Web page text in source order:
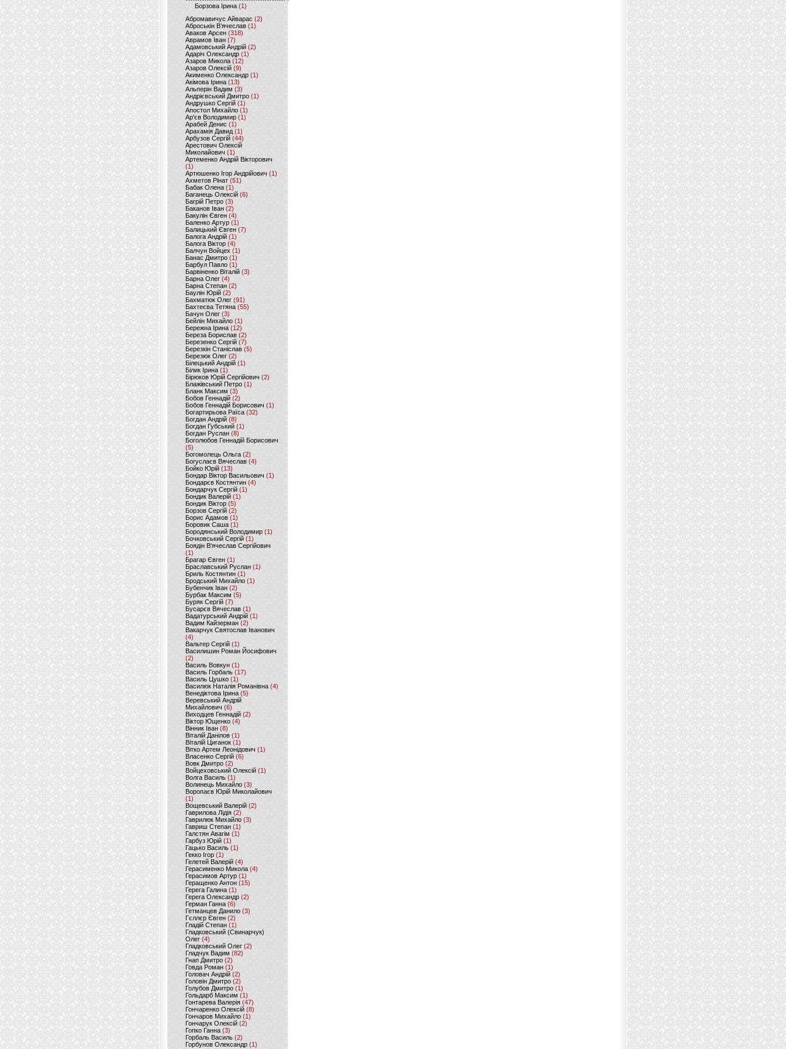
Борзова Ірина(1)
Абромавичус Айварас (2)
Аброськін В’ячеслав(1)
Аваков Арсен (318)
Аврамов Іван (7)
Адамовський Андрій(2)
Адаріч Олександр (1)
Азаров Микола (12)
Азаров Олексій (9)
Акименко Олександр(1)
Акімова Ірина(13)
Альперін Вадим (3)
Андрієвський Дмитро(1)
Андрушко Сергій(1)
Апостол Михайло(1)
Ар'єв Володимир (1)
Арабей Денис(1)
Арахамія Давид (1)
Арбузов Сергій (44)
Арестович Олексій
Миколайович(1)
Артеменко Андрій Вікторович
(1)
Артюшенко Ігор Андрійович(1)
Ахметов Рінат(51)
Бабак Олена(1)
Баганець Олексій(6)
Багрій Петро (3)
Баканов Іван(2)
Бакулін Євген (4)
Баленко Артур(1)
Балицький Євген(7)
Балога Андрій (1)
Балога Віктор (4)
Балчун Войцех (1)
Банас Дмитро (1)
Барбул Павло(1)
Барвіненко Віталій(3)
Барна Олег (4)
Барна Степан (2)
Баулін Юрій (2)
Бахматюк Олег (91)
Бахтеєва Тетяна(55)
Бачун Олег (3)
Бейлін Михайло (1)
Бережна Ірина(12)
Береза Борислав(2)
Березенко Сергій (7)
Березкін Станіслав (5)
Березюк Олег(2)
Білецький Андрій (1)
Білик Ірина (1)
Бірюков Юрій Сергійович (2)
Блажівський Петро (1)
Бланк Максим(3)
Бобов Геннадій (2)
Бобов Геннадій Борисович (1)
Богартирьова Раїса (32)
Богдан Андрій(8)
Богдан Губський (1)
Богдан Руслан(8)
Боголюбов Геннадій Борисович
(5)
Богомолець Ольга (2)
Богуслаєв Вячеслав (4)
Бойко Юрій (13)
Бондар Віктор Васильович (1)
Бондарєв Костянтин (4)
Бондарчук Сергій(1)
Бондик Валерій (1)
Бондик Віктор(5)
Борзов Сергiй (2)
Борис Адамов(1)
Боровик Саша (1)
Бородянський Володимир (1)
Бочковський Сергій (1)
Боядін В'ячеслав Сергійович
(1)
Брагар Євген (1)
Браславський Руслан (1)
Бриль Костянтин (1)
Бродський Михайло (1)
Бубенчик Іван(2)
Бурбак Максим (5)
Буряк Сергій (7)
Бусарєв Вячеслав (1)
Вадатурський Андрій (1)
Вадим Кайзерман (2)
Вакарчук Святослав Іванович
(4)
Вальтер Сергій (1)
Василишин Роман Йосифович
(2)
Василь Вовкун (1)
Василь Горбаль (17)
Василь Цушко (1)
Василюк Наталія Романівна (4)
Венедіктова Ірина(5)
Веревський Андрій
Михайлович (6)
Виходцев Геннадій (2)
Віктор Ющенко (4)
Вінник Іван (8)
Віталій Данілов (1)
Віталій Циганок (1)
Вітко Артем Леонідович(1)
Власенко Сергій (6)
Вовк Дмитро(2)
Войцеховський Олексій(1)
Волга Василь (1)
Волинець Михайло (3)
Воропаєв Юрій Миколайович
(1)
Вощевський Валерій(2)
Гаврилова Лідія (2)
Гаврилюк Михайло (3)
Гавриш Степан (1)
Галстян Авагім (1)
Гарбуз Юрій (1)
Гацько Василь (1)
Гекко Ігор(1)
Гелетей Валерій (4)
Герасименко Микола (4)
Герасимов Артур (1)
Геращенко Антон(15)
Герега Галина (1)
Герега Олександр (2)
Герман Ганна (6)
Гетманцев Данило (3)
Гєллєр Євген (2)
Гладій Степан(1)
Гладковський (Свинарчук)
Олег (4)
Гладковський Олег (2)
Гладчук Вадим (82)
Гнап Дмитро (2)
Говда Роман(1)
Головач Андрій (2)
Головін Дмитро (2)
Голубов Дмитро (1)
Гольдарб Максим(1)
Гонтарева Валерія (47)
Гончаренко Олексій(8)
Гончаров Михайло (1)
Гончарук Олексій (2)
Гопко Ганна (3)
Горбаль Василь (2)
Горбунов Олександр (1)